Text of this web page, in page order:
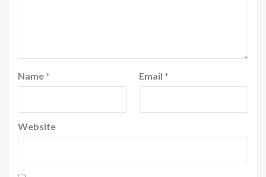
Name * Email *
Website